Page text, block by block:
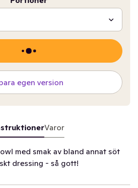
egen version
Varor
med smak av bland annat söt
dressing - så gott!